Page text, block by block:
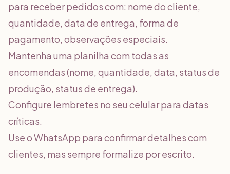
para receber pedidos com: nome do cliente,
quantidade, data de entrega, forma de
pagamento, observações especiais.
Mantenha uma planilha com todas as
encomendas (nome, quantidade, data, status de
produção, status de entrega).
Configure lembretes no seu celular para datas
críticas.
Use o WhatsApp para confirmar detalhes com
clientes, mas sempre formalize por escrito.